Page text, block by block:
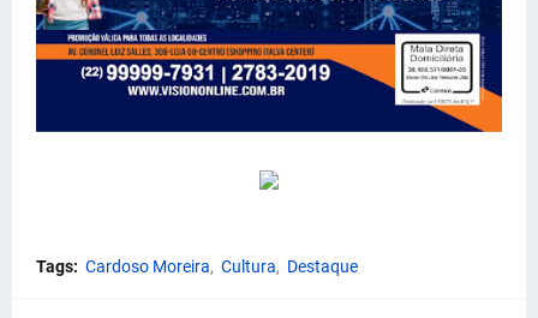
Tags: Cardoso Moreira Cultura Destaque